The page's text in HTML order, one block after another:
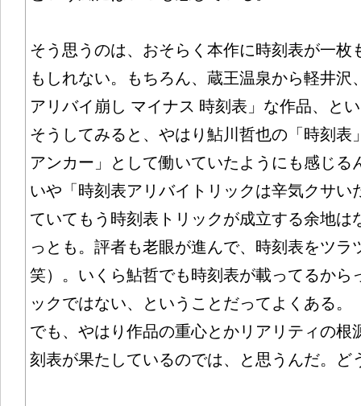
そう思うのは、おそらく本作に時刻表が一枚
もしれない。もちろん、蔵王温泉から軽井沢
アリバイ崩し マイナス 時刻表」な作品、と
そうしてみると、やはり鮎川哲也の「時刻表
アンカー」として働いていたようにも感じる
いや「時刻表アリバイトリックは辛気クサい
ていてもう時刻表トリックが成立する余地は
っとも。評者も老眼が進んで、時刻表をツラ
笑）。いくら鮎哲でも時刻表が載ってるから
ックではない、ということだってよくある。
でも、やはり作品の重心とかリアリティの根
刻表が果たしているのでは、と思うんだ。ど